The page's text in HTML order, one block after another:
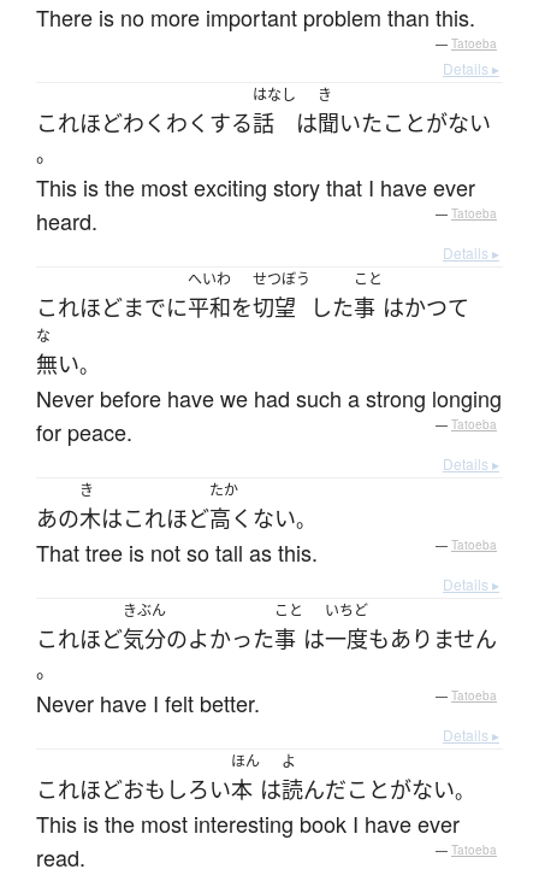
There is no more important problem than this.
— Tatoeba
Details ▸
これほどわくわく する
はなし
話 は
き
聞いたことがない
。
This is the most exciting story that I have ever
heard.
— Tatoeba
Details ▸
これほどまでに
へいわ
平和を
せつぼう
切望 した
こと
事 はかつて
な
無い。
Never before have we had such a strong longing
for peace.
— Tatoeba
Details ▸
あの
き
木はこれほど
たか
高くない。
That tree is not so tall as this. — Tatoeba
Details ▸
これほど
きぶん
気分のよかった
こと
事 は
いちど
一度もありません
。
Never have I felt better. — Tatoeba
Details ▸
これほどおもしろい
ほん
本 は
よ
読んだことがない。
This is the most interesting book I have ever
read.
— Tatoeba